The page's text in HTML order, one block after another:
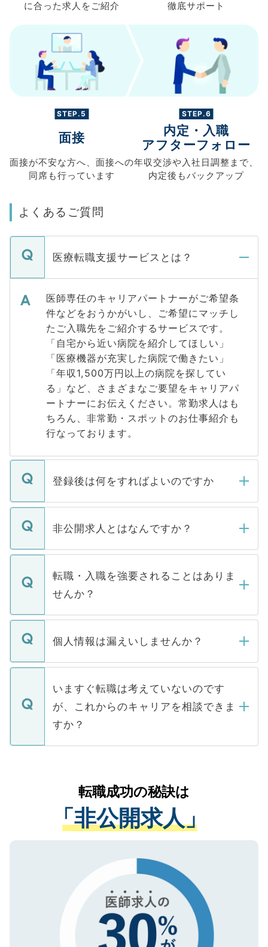
に合った求人を ご紹介
徹底サポート
STEP.5
面接
面接が不安な方へ、 面接への
同席も行っています
STEP.6
内定・入職
アフターフォロー
年収交渉や 入社日調整まで、
内定後もバックアップ
よくあるご質問
医療転職支援サービスとは？
医師専任のキャリアパートナーがご希望条
件などをおうかがいし、ご希望にマッチし
たご入職先をご紹介するサービスです。
「自宅から近い病院を紹介してほしい」
「医療機器が充実した病院で働きたい」
「年収1,500万円以上の病院を探してい
る」など、さまざまなご要望をキャリアパ
ートナーにお伝えください。常勤求人はも
ちろん、非常勤・スポットのお仕事紹介も
行なっております。
登録後は何をすればよいのですか
ご登録いただきましたら、弊社担当者がご
登録内容を確認し、その後メールもしくは
ます。通常、5営業日以内にはご連絡をせて
いただきますので、しばらくお待ちくださ
い。
非公開求人とはなんですか？
マイナビDOCTORで取り扱っている求人の
うち約3割は、Webサイトからご覧いただ
けない「非公開求人」です。非公開求人は
下記の理由によって、一般には公開してい
ません。
■応募殺到を避けるため 人気のある医療機
関を公にしてしまうと、応募が殺到する場
に、医療機関が求める条件に合った人材の
みを人材紹介会社に依頼するケースが増え
ています。
転職・入職を強要されることはありま
せんか？
転職・入職を強要することは一切ありませ
ん。また、仮に応募先から内定をいただい
定を承諾する必要はありません。内定先へ
の辞退の連絡はキャリアパートナーが行い
ますので、ご安心ください。
個人情報は漏えいしませんか？
個人情報が漏えいすることはありませんの
で、ご安心ください。当サイトからの登録
などで収集したご登録者様の個人情報は、
ご本人のキャリアアップおよび転職活動の
支援を目的に使用いたします。お預かりし
ているすべての個人データはご本人の許可
は、個人情報の取り扱いについての厳密な
管理基準を満たした事業者のみに付与され
る、プライバシーマークを取得済みです。
ご登録いただいた個人情報は、SSL（デー
で、機密保持に関してもご安心ください。
いますぐ転職は考えていないのです
が、これからのキャリアを相談できま
すか？
かがいして、現在の医療機関の状況や紹介
経験をまじえながら、適切なアドバイスを
させていただきます。すぐにご転職をされ
ない方には、長期的なサポートが可能です
ので、まずはご登録ください。
転職成功の秘訣は
「非公開求人」